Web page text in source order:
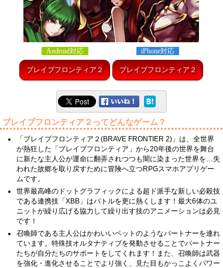
Android対応
ブレイブフロンティア２
iPhone対応
ブレイブフロンティア２
ブレイブフロンティア２ってどんなゲーム？
「ブレイブフロンティア２(BRAVE FRONTIER 2)」は、全世界
が熱狂した「ブレイブフロンティア」から20年後の世界を舞台
に新たな主人公が運命に翻弄されつつも闇に染まった世界を…失
われた故郷を取り戻すために冒険へ立つRPGスマホアプリゲー
ムです。
世界最高峰のドットグラフィックによる超ド派手な新しい必殺技
である連携技「XBB」はバトルを更に熱くします！最大6体のユ
ニットが繰り広げる協力して繰り出す技のアニメーションは必見
です！
召喚師である主人公はかわいいペットのようなパートナーを連れ
ています。特殊技オルタナティブを発動させることでパートナー
たちが自分たちのサポートをしてくれます！また、召喚師は武器
を強化・進化させることでより強く、見た目もかっこよくパワー